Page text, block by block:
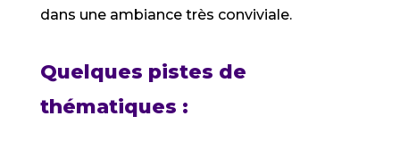
dans une ambiance très conviviale.
Quelques pistes de
thématiques :